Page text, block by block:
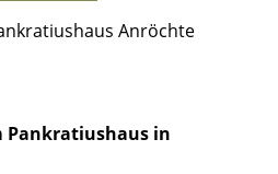
Anröchte
Pankratiushaus in